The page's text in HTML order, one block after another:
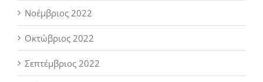
Νοέμβριος 2022
Οκτώβριος 2022
Σεπτέμβριος 2022